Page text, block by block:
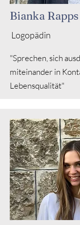
Bianka Rapps
Logopädin
"Sprechen, sich
miteinander in
Lebensqualität"